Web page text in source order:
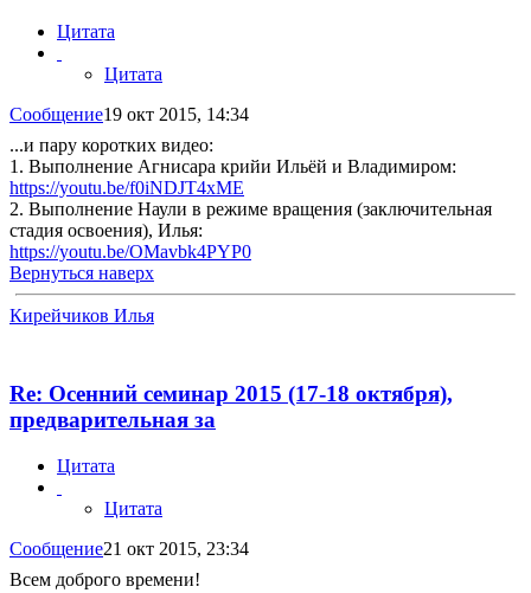
Цитата
Цитата
Сообщение19 окт 2015, 14:34
...и пару коротких видео:
1. Выполнение Агнисара крийи Ильёй и Владимиром:
https://youtu.be/f0iNDJT4xME
2. Выполнение Наули в режиме вращения (заключительная
стадия освоения), Илья:
https://youtu.be/OMavbk4PYP0
Вернуться наверх
Кирейчиков Илья
Re: Осенний семинар 2015 (17-18 октября),
предварительная за
Цитата
Цитата
Сообщение21 окт 2015, 23:34
Всем доброго времени!